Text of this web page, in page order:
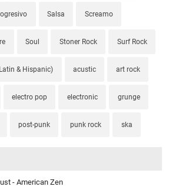
Salsa Screamo
Soul Stoner Rock Surf Rock
& Hispanic) acustic art rock
electro pop electronic grunge
post-punk punk rock ska
- American Zen